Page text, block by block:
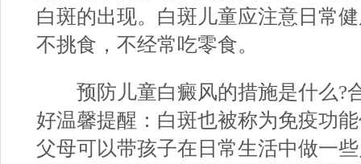
白斑的出现。白斑儿童应注意日常
不挑食，不经常吃零食。
预防儿童白癜风的措施是什么?
好温馨提醒：白斑也被称为免疫功
父母可以带孩子在日常生活中做一